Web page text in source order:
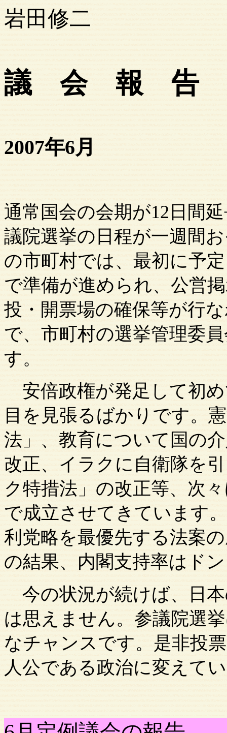
岩田修二
議 会 報 告
2007年6月
通常国会の会期が12日間
議院選挙の日程が一週間
の市町村では、最初に予
で準備が進められ、公営
投・開票場の確保等が行
で、市町村の選挙管理委
す。
安倍政権が発足して初
目を見張るばかりです。
法」、教育について国の
改正、イラクに自衛隊を
ク特措法」の改正等、次
で成立させてきています
利党略を最優先する法案
の結果、内閣支持率はド
今の状況が続けば、日
は思えません。参議院選
なチャンスです。是非投
人公である政治に変えて